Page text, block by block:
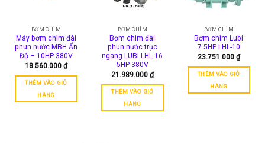
BƠM CHÌM
Máy bơm chìm đài
phun nước MBH Ấn
Độ – 10HP 380V
18.560.000 ₫
THÊM VÀO GIỎ
HÀNG
BƠM CHÌM
Bơm chìm đài
phun nước trục
ngang LUBI LHL-16
5HP 380V
21.989.000 ₫
THÊM VÀO GIỎ
HÀNG
BƠM CHÌM
Bơm chìm Lubi
7.5HP LHL-10
23.751.000 ₫
THÊM VÀO GIỎ
HÀNG